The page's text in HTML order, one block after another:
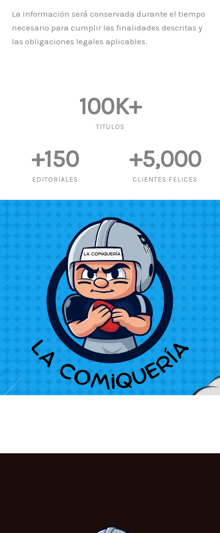
La información será conservada durante el tiempo
necesario para cumplir las finalidades descritas y
las obligaciones legales aplicables.
TITULOS
100K+
EDITORIALES
+150
CLIENTES FELICES
+5,000